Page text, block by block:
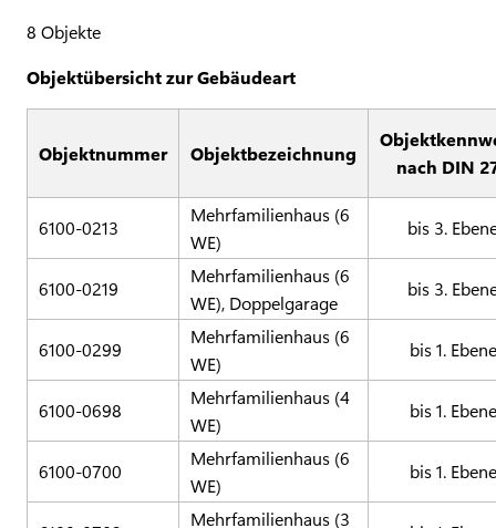
8 Objekte
Objektübersicht zur Gebäudeart
Objektnummer Objektbezeichnung
nach DIN
6100-0213
Mehrfamilienhaus (6
WE)
bis 3.
6100-0219
Mehrfamilienhaus (6
WE), Doppelgarage
bis 3.
6100-0299
Mehrfamilienhaus (6
WE)
bis 1. Ebene
6100-0698
Mehrfamilienhaus (4
WE)
bis 1. Ebene
6100-0700
Mehrfamilienhaus (6
WE)
bis 1. Ebene
Mehrfamilienhaus (3